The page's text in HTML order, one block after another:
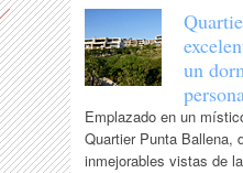
un
Emplazado en un
Quartier Punta Ballena,
inmejorables vistas de